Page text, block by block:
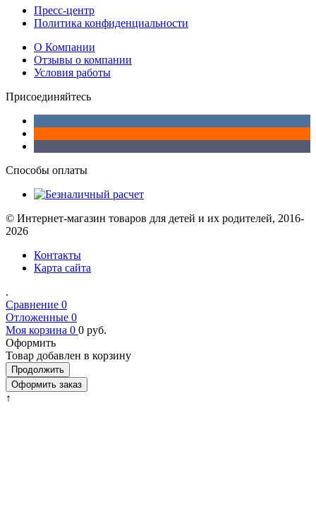
Пресс-центр
Политика конфиденциальности
О Компании
Отзывы о компании
Условия работы
Присоединяйтесь
Способы оплаты
© Интернет-магазин товаров для детей и их родителей, 2016-
2026
Контакты
Карта сайта
.
Сравнение 0
Отложенные 0
Моя корзина 0 0 руб.
Оформить
Товар добавлен в корзину
Продолжить
Оформить заказ
↑